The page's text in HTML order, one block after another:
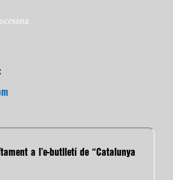
a l’e-butlletí de “Catalunya